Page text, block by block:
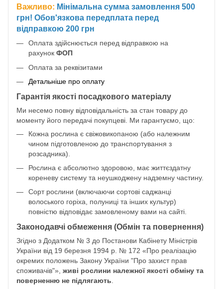
Важливо: Мінімальна сумма замовлення 500
грн! Обов'язкова передплата перед
відправкою 200 грн
Оплата здійснюється перед відправкою на
рахунок ФОП
Оплата за реквізитами
Детальніше про оплату
Гарантія якості посадкового матеріалу
Ми несемо повну відповідальність за стан товару до
моменту його передачі покупцеві. Ми гарантуємо, що:
Кожна рослина є свіжовикопаною (або належним
чином підготовленою до транспортування з
розсадника).
Рослина є абсолютно здоровою, має життєздатну
кореневу систему та неушкоджену надземну частину.
Сорт рослини (включаючи сортові саджанці
волоського горіха, полуниці та інших культур)
повністю відповідає замовленому вами на сайті.
Законодавчі обмеження (Обмін та повернення)
Згідно з Додатком № 3 до Постанови Кабінету Міністрів
України від 19 березня 1994 р. № 172 «Про реалізацію
окремих положень Закону України "Про захист прав
споживачів"», живі рослини належної якості обміну та
поверненню не підлягають